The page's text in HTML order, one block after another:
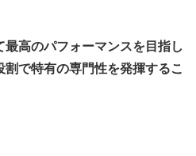
高のパフォーマンスを目指し
で特有の専門性を発揮するこ